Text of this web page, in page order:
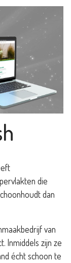
die
dan
van
Inmiddels zijn ze
écht schoon te